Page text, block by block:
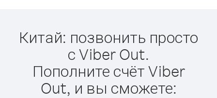
Китай: позвонить просто
с Viber Out.
Пополните счёт Viber
Out, и вы сможете: